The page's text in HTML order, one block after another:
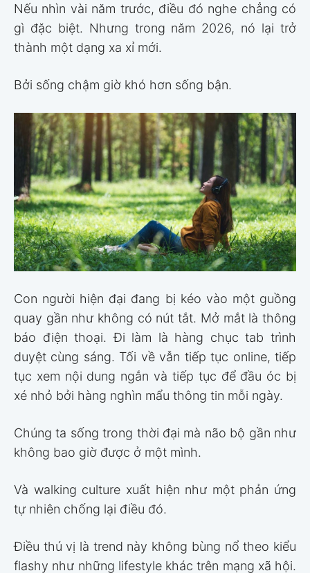
Nếu nhìn vài năm trước, điều đó nghe chẳng có
gì đặc biệt. Nhưng trong năm 2026, nó lại trở
thành một dạng xa xỉ mới.
Bởi sống chậm giờ khó hơn sống bận.
Con người hiện đại đang bị kéo vào một guồng
quay gần như không có nút tắt. Mở mắt là thông
báo điện thoại. Đi làm là hàng chục tab trình
duyệt cùng sáng. Tối về vẫn tiếp tục online, tiếp
tục xem nội dung ngắn và tiếp tục để đầu óc bị
xé nhỏ bởi hàng nghìn mẩu thông tin mỗi ngày.
Chúng ta sống trong thời đại mà não bộ gần như
không bao giờ được ở một mình.
Và walking culture xuất hiện như một phản ứng
tự nhiên chống lại điều đó.
Điều thú vị là trend này không bùng nổ theo kiểu
flashy như những lifestyle khác trên mạng xã hội.